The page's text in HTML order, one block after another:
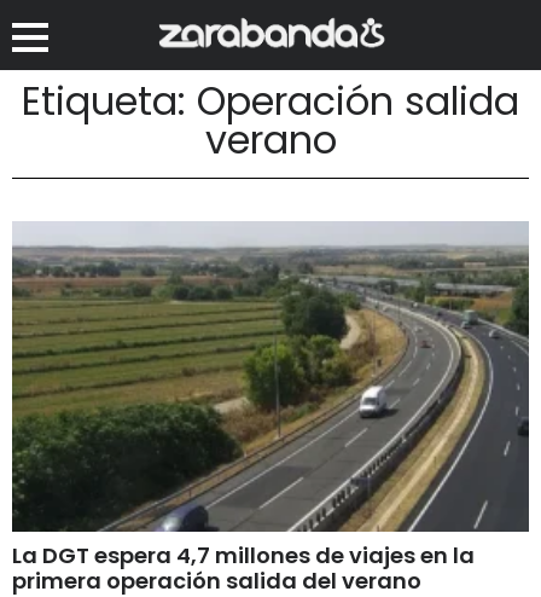
Etiqueta: Operación salida
verano
La DGT espera 4,7 millones de viajes en la
primera operación salida del verano